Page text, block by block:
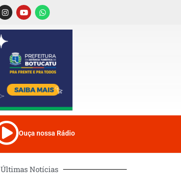
Ouça nossa Rádio
Últimas Notícias